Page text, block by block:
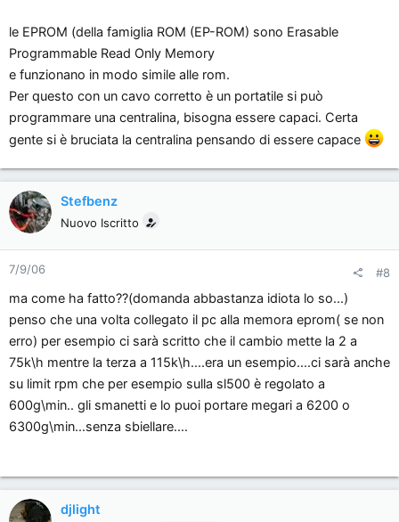
le EPROM (della famiglia ROM (EP-ROM) sono Erasable
Programmable Read Only Memory
e funzionano in modo simile alle rom.
Per questo con un cavo corretto è un portatile si può
programmare una centralina, bisogna essere capaci. Certa
gente si è bruciata la centralina pensando di essere capace
Stefbenz
Nuovo Iscritto
7/9/06 #8
ma come ha fatto??(domanda abbastanza idiota lo so...)
penso che una volta collegato il pc alla memora eprom( se non
erro) per esempio ci sarà scritto che il cambio mette la 2 a
75k\h mentre la terza a 115k\h....era un esempio....ci sarà anche
su limit rpm che per esempio sulla sl500 è regolato a
600g\min.. gli smanetti e lo puoi portare megari a 6200 o
6300g\min...senza sbiellare....
djlight